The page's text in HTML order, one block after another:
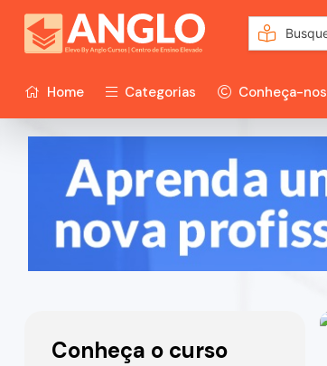
Home Categorias Conheça-nos
Conheça o curso